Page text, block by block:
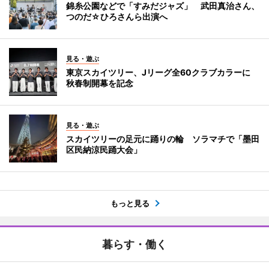
錦糸公園などで「すみだジャズ」 武田真治さん、
つのだ☆ひろさんら出演へ
見る・遊ぶ
東京スカイツリー、Jリーグ全60クラブカラーに
秋春制開幕を記念
見る・遊ぶ
スカイツリーの足元に踊りの輪 ソラマチで「墨田
区民納涼民踊大会」
もっと見る
暮らす・働く